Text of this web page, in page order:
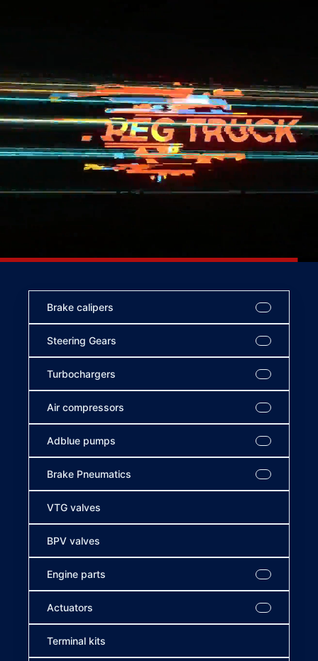
Brake calipers
Steering Gears
Turbochargers
Air compressors
Adblue pumps
Brake Pneumatics
VTG valves
BPV valves
Engine parts
Actuators
Terminal kits